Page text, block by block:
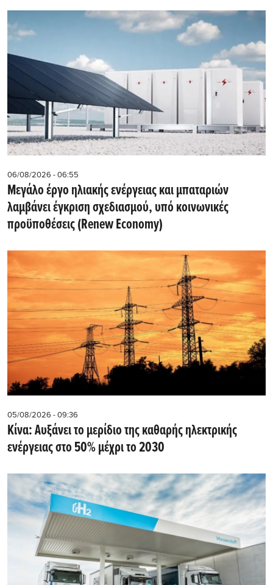
06/08/2026 - 06:55
Μεγάλο έργο ηλιακής ενέργειας και μπαταριών
λαμβάνει έγκριση σχεδιασμού, υπό κοινωνικές
προϋποθέσεις (Renew Economy)
05/08/2026 - 09:36
Κίνα: Αυξάνει το μερίδιο της καθαρής ηλεκτρικής
ενέργειας στο 50% μέχρι το 2030